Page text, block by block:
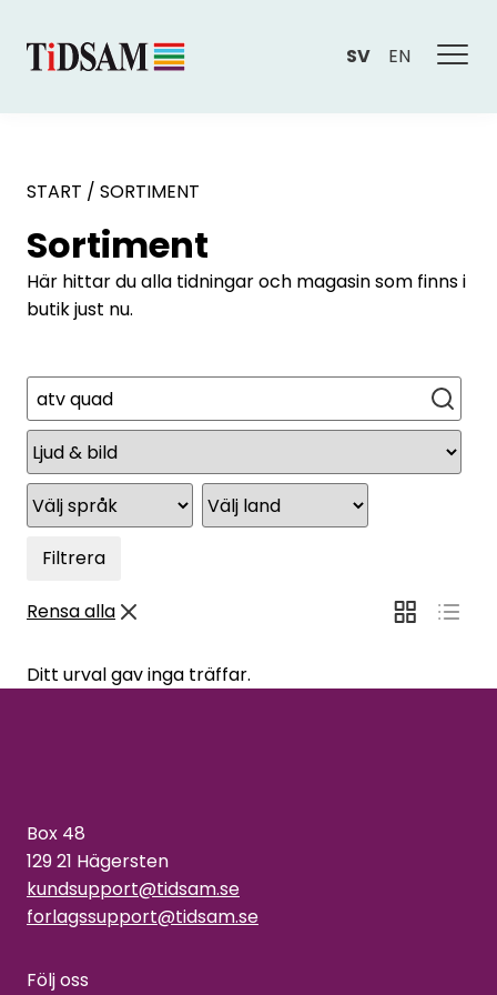
SV EN
START / SORTIMENT
Sortiment
Här hittar du alla tidningar och magasin som finns i
butik just nu.
Sök
Filtrera
Rensa alla
Ditt urval gav inga träffar.
Box 48
129 21 Hägersten
kundsupport@tidsam.se
forlagssupport@tidsam.se
Följ oss